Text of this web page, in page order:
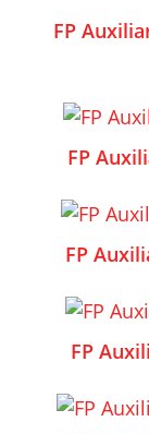
FP
FP
FP
FP